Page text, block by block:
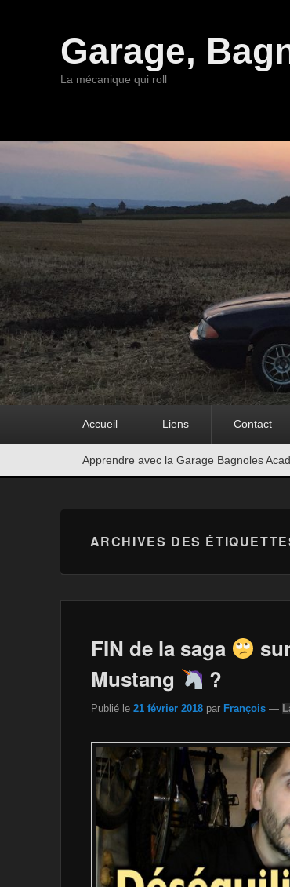
Garage,
La mécanique qui roll
Accueil Liens Contact
Apprendre avec la Garage Bagnoles
ARCHIVES DES
FIN de la saga
Mustang
?
Publié le 21 février 2018 par François —